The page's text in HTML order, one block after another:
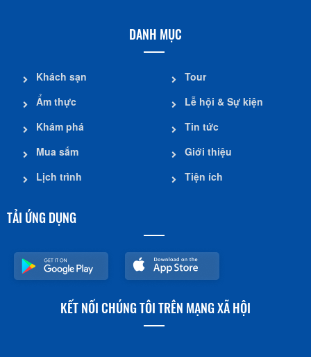
DANH MỤC
Khách sạn
Ẩm thực
Khám phá
Mua sắm
Lịch trình
Tour
Lễ hội & Sự kiện
Tin tức
Giới thiệu
Tiện ích
TẢI ỨNG DỤNG
KẾT NỐI CHÚNG TÔI TRÊN MẠNG XÃ HỘI